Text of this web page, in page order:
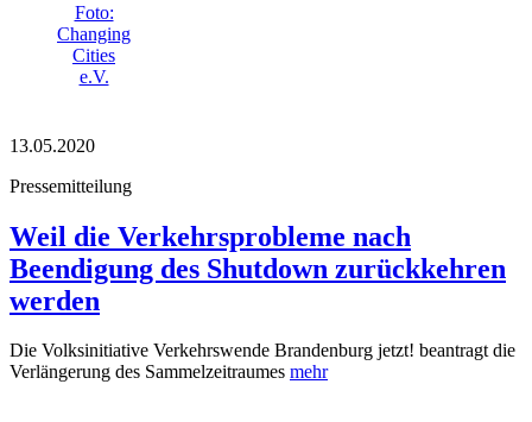
Foto:
Changing
Cities
e.V.
13.05.2020
Pressemitteilung
Weil die Verkehrsprobleme nach
Beendigung des Shutdown zurückkehren
werden
Die Volksinitiative Verkehrswende Brandenburg jetzt! beantragt die
Verlängerung des Sammelzeitraumes mehr